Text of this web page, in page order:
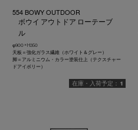
554 BOWY OUTDOOR
ボウイ アウトドア ローテーブ
ル
φ900 × H350
天板＝強化ガラス繊維（ホワイト＆グレー）
脚＝アルミニウム・カラー塗装仕上（テクスチャー
ドアイボリー）
1